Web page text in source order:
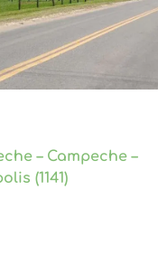
– Campeche –
(1141)